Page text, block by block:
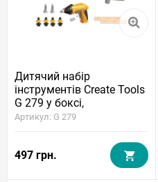
Дитячий набір
інструментів Create Tools
G 279 у боксі,
шуруповерт, гайковий
Артикул: G 279
497 грн.